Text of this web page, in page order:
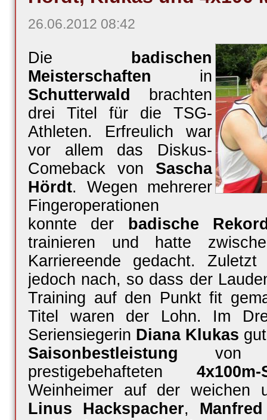
26.06.2012 08:42
Die
badischen
Meisterschaften in
Schutterwald
brachten
drei Titel für die TSG-
Athleten. Erfreulich war
vor allem das Diskus-
Comeback von Sascha
Hördt. Wegen mehrerer
Fingeroperationen
konnte der
badische
trainieren und hatte
Karriereende gedacht.
jedoch nach, so dass der
Training auf den Punkt fit
Titel waren der Lohn. Im
Seriensiegerin Diana Klukas
Saisonbestleistung
prestigebehafteten 4x100m-
Weinheimer auf der weichen
Linus
Hackspacher,